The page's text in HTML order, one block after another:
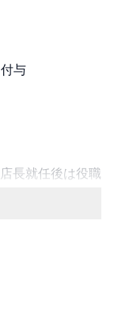
与
長就任後は役職
当、異動手当、
長に対して支
）、食事補
、永年勤続表彰
障害所得補償保